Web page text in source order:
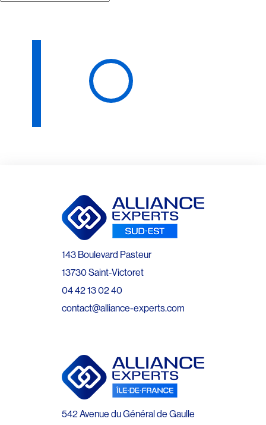
143 Boulevard Pasteur
13730 Saint-Victoret
04 42 13 02 40
contact@alliance-experts.com
542 Avenue du Général de Gaulle